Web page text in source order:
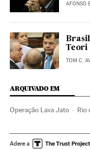
AFONSO
Teori
TOM C.
ARQUIVADO EM
Operação Lava Jato Rio
Acidentes aéreos
Adere a